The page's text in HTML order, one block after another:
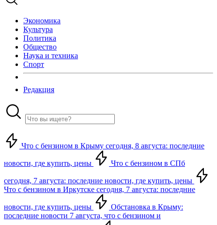
Экономика
Культура
Политика
Общество
Наука и техника
Спорт
Редакция
Что с бензином в Крыму сегодня, 8 августа: последние
новости, где купить, цены Что с бензином в СПб
сегодня, 7 августа: последние новости, где купить, цены
Что с бензином в Иркутске сегодня, 7 августа: последние
новости, где купить, цены
Обстановка в Крыму:
последние новости 7 августа, что с бензином и